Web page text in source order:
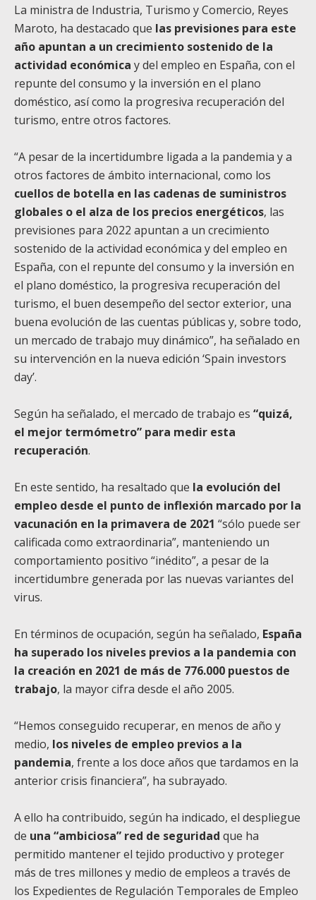
La ministra de Industria, Turismo y Comercio, Reyes
Maroto, ha destacado que las previsiones para este
año apuntan a un crecimiento sostenido de la
actividad económica y del empleo en España, con el
repunte del consumo y la inversión en el plano
doméstico, así como la progresiva recuperación del
turismo, entre otros factores.
“A pesar de la incertidumbre ligada a la pandemia y a
otros factores de ámbito internacional, como los
cuellos de botella en las cadenas de suministros
globales o el alza de los precios energéticos, las
previsiones para 2022 apuntan a un crecimiento
sostenido de la actividad económica y del empleo en
España, con el repunte del consumo y la inversión en
el plano doméstico, la progresiva recuperación del
turismo, el buen desempeño del sector exterior, una
buena evolución de las cuentas públicas y, sobre todo,
un mercado de trabajo muy dinámico”, ha señalado en
su intervención en la nueva edición ‘Spain investors
day’.
Según ha señalado, el mercado de trabajo es “quizá,
el mejor termómetro” para medir esta
recuperación.
En este sentido, ha resaltado que la evolución del
empleo desde el punto de inflexión marcado por la
vacunación en la primavera de 2021 “sólo puede ser
calificada como extraordinaria”, manteniendo un
comportamiento positivo “inédito”, a pesar de la
incertidumbre generada por las nuevas variantes del
virus.
En términos de ocupación, según ha señalado, España
ha superado los niveles previos a la pandemia con
la creación en 2021 de más de 776.000 puestos de
trabajo, la mayor cifra desde el año 2005.
“Hemos conseguido recuperar, en menos de año y
medio, los niveles de empleo previos a la
pandemia, frente a los doce años que tardamos en la
anterior crisis financiera”, ha subrayado.
A ello ha contribuido, según ha indicado, el despliegue
de una “ambiciosa” red de seguridad que ha
permitido mantener el tejido productivo y proteger
más de tres millones y medio de empleos a través de
los Expedientes de Regulación Temporales de Empleo